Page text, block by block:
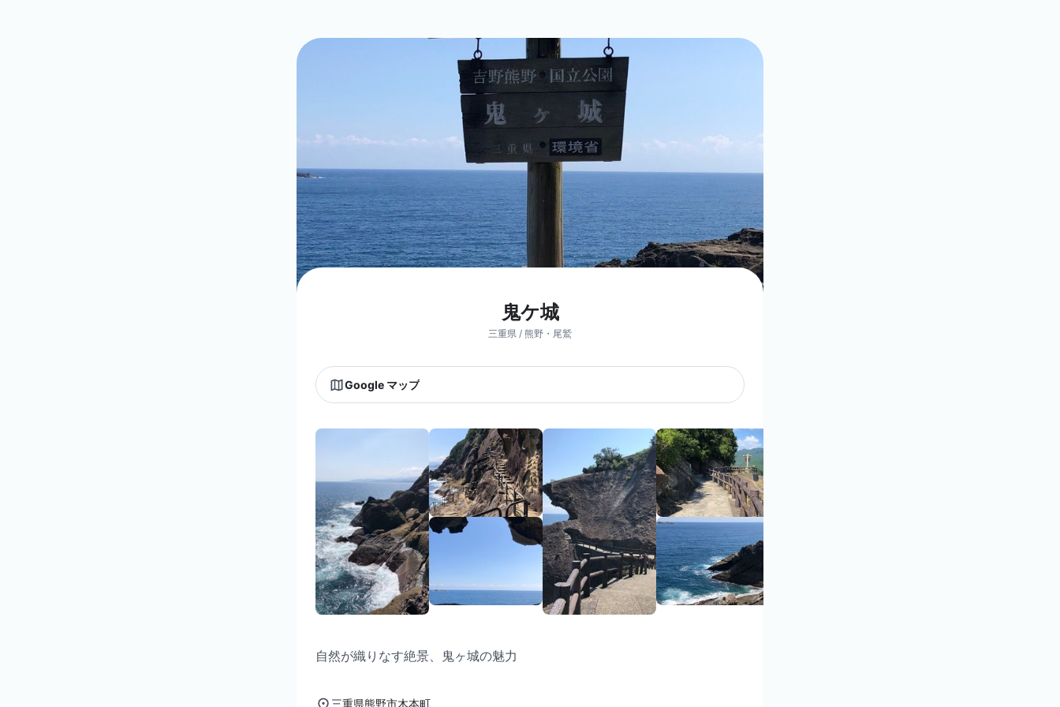
鬼ケ城
三重県 / 熊野・尾鷲
Google マップ
自然が織りなす絶景、鬼ヶ城の魅力
三重県熊野市木本町